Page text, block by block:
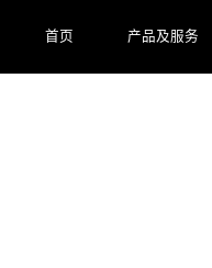
首页 产品及服务